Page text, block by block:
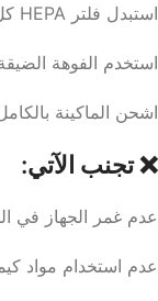
استبدل فلتر HEPA كل 6 أشهر.
استخدم الفوهة
اشحن الماكينة بالكامل (3 ساعات) قبل
❌ تجنب الآتي:
عدم غمر الجهاز في
عدم استخدام مواد